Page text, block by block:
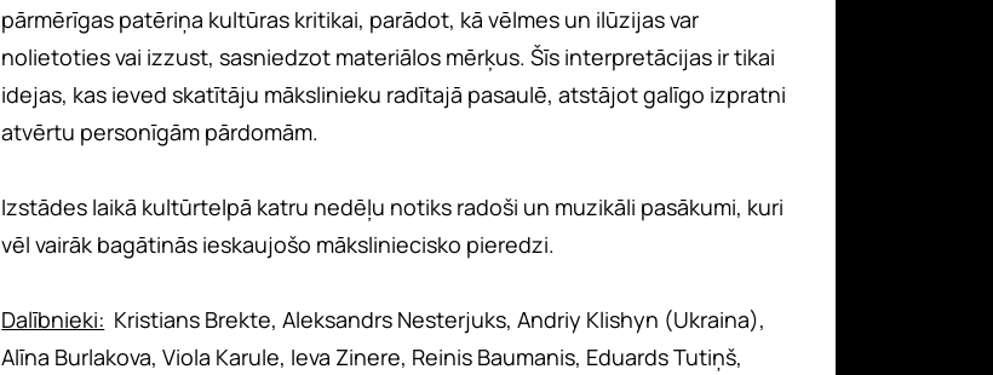
pārmērīgas patēriņa kultūras kritikai, parādot, kā vēlmes un ilūzijas var
nolietoties vai izzust, sasniedzot materiālos mērķus. Šīs interpretācijas ir tikai
idejas, kas ieved skatītāju mākslinieku radītajā pasaulē, atstājot galīgo izpratni
atvērtu personīgām pārdomām.
Izstādes laikā kultūrtelpā katru nedēļu notiks radoši un muzikāli pasākumi, kuri
vēl vairāk bagātinās ieskaujošo māksliniecisko pieredzi.
Dalībnieki: Kristians Brekte, Aleksandrs Nesterjuks, Andriy Klishyn (Ukraina),
Alīna Burlakova, Viola Karule, Ieva Zinere, Reinis Baumanis, Eduards Tutiņš,